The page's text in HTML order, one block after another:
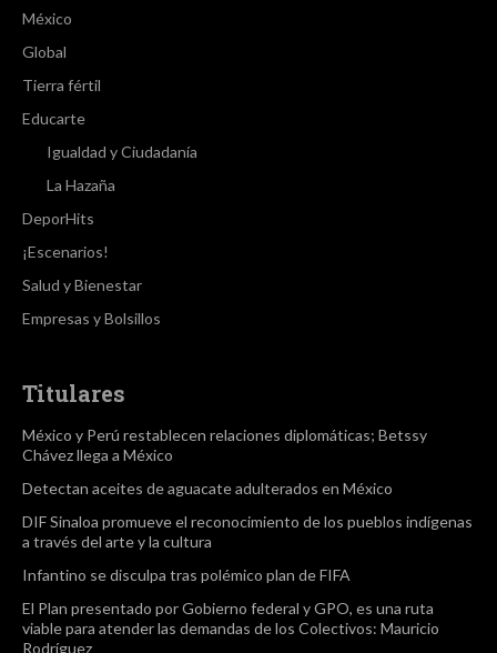
México
Global
Tierra fértil
Educarte
Igualdad y Ciudadanía
La Hazaña
DeporHits
¡Escenarios!
Salud y Bienestar
Empresas y Bolsillos
Titulares
México y Perú restablecen relaciones diplomáticas; Betssy
Chávez llega a México
Detectan aceites de aguacate adulterados en México
DIF Sinaloa promueve el reconocimiento de los pueblos indígenas
a través del arte y la cultura
Infantino se disculpa tras polémico plan de FIFA
El Plan presentado por Gobierno federal y GPO, es una ruta
viable para atender las demandas de los Colectivos: Mauricio
Rodríguez